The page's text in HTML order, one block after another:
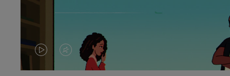
DASVIDEO